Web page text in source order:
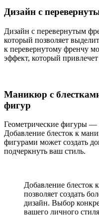
Дизайн с
Дизайн с перевернутым
который позволяет
к перевернутому френчу
эффект, который
Маникюр с
фигур
Геометрические фигуры —
Добавление блесток к
фигурами может создать
подчеркнуть ваш стиль.
Добавление блесток
позволяет создать
дизайн. Выбор
вашего личного